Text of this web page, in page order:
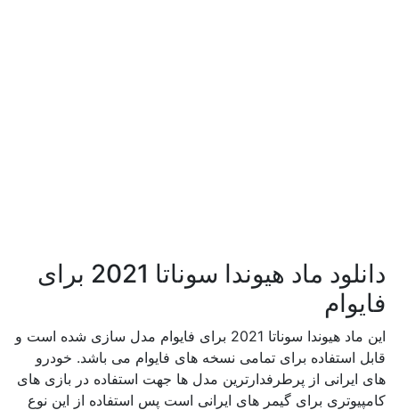
دانلود ماد هیوندا سوناتا 2021 برای
فایوام
این ماد هیوندا سوناتا 2021 برای فایوام مدل سازی شده است و
قابل استفاده برای تمامی نسخه های فایوام می باشد. خودرو
های ایرانی از پرطرفدارترین مدل ها جهت استفاده در بازی های
کامپیوتری برای گیمر های ایرانی است پس استفاده از این نوع